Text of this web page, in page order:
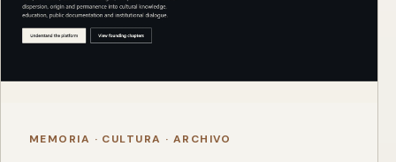
MEMORIA · CULTURA · ARCHIVO